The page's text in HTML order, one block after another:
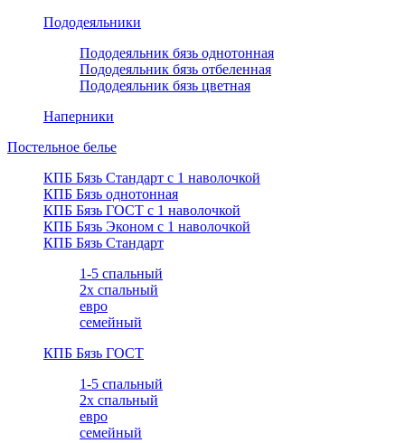
Пододеяльники
Пододеяльник бязь однотонная
Пододеяльник бязь отбеленная
Пододеяльник бязь цветная
Наперники
Постельное белье
КПБ Бязь Стандарт c 1 наволочкой
КПБ Бязь однотонная
КПБ Бязь ГОСТ c 1 наволочкой
КПБ Бязь Эконом с 1 наволочкой
КПБ Бязь Стандарт
1-5 спальный
2х спальный
евро
семейный
КПБ Бязь ГОСТ
1-5 спальный
2х спальный
евро
семейный